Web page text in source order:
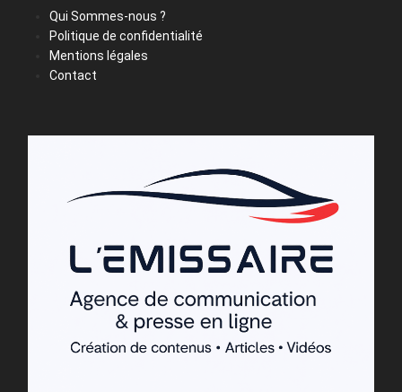
Qui Sommes-nous ?
Politique de confidentialité
Mentions légales
Contact